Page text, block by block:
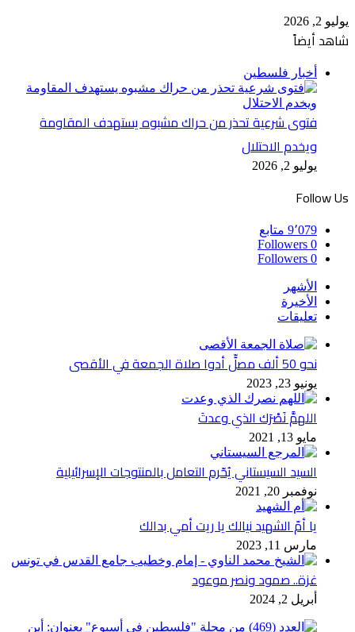
يوليو 2, 2026
شاهد أيضاً
أخبار فلسطين
فتوى شرعية تحذر من حراك مشبوه يستهدف المقاومة
ويخدم الاحتلال
يوليو 2, 2026
Follow Us
9٬079 متابع
0
Followers
0
Followers
الأشهر
الأخيرة
تعليقات
نحو 50 ألف مصلٍّ أدوا صلاة الجمعة في الأقصى
يونيو 23, 2023
اللهمَّ نَصْرَك الذي وعدتَ
مايو 13, 2021
السيد السيستاني يُحّرم التعامل بالمنتوجات الإسرائيلية
نوفمبر 20, 2021
يا أمّ الشهيد نيالك يا ريت أمي بدالك
مارس 11, 2023
غزة.. صمود ونصر موعود
أبريل 2, 2024